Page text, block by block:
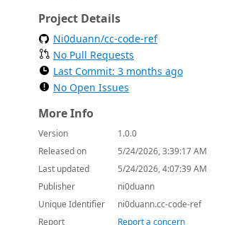
Project Details
Ni0duann/cc-code-ref
No Pull Requests
Last Commit: 3 months ago
No Open Issues
More Info
Version
1.0.0
Released on
5/24/2026, 3:39:17 AM
Last updated
5/24/2026, 4:07:39 AM
Publisher
ni0duann
Unique Identifier
ni0duann.cc-code-ref
Report
Report a concern